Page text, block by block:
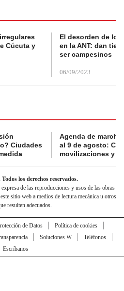
Cúcuta y
El desorden de
en la ANT: dan
ser campesinos
06/09/2023
Ciudades
Agenda de
al 9 de agosto:
movilizaciones y
los derechos reservados.
de las reproducciones y usos de las obras
sitio web a medios de lectura mecánica u otros
resulten adecuados.
de Datos
Política de cookies
Soluciones W
Teléfonos
Escríbanos